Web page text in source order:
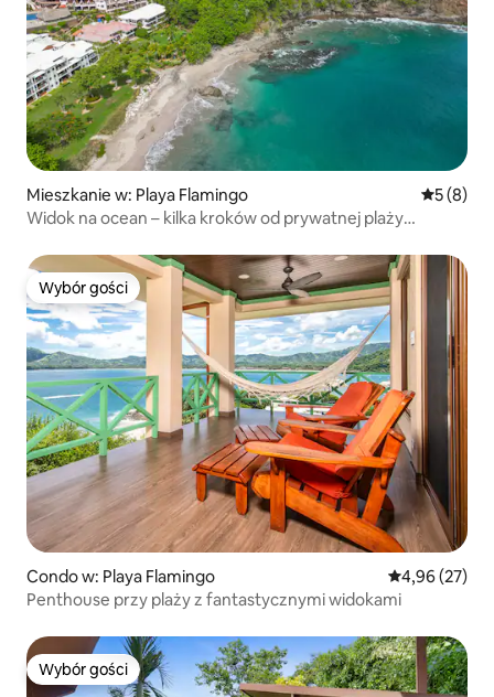
Mieszkanie w: Playa Flamingo Średnia
5 (8)
Widok na ocean – kilka kroków od prywatnej plaży
Wybór gości
Wybór gości
Condo w: Playa Flamingo Średnia
4,96 (27)
Penthouse przy plaży z fantastycznymi widokami
Wybór gości
Wybór gości